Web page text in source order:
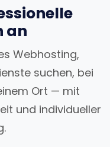
an
Webhosting,
suchen, bei
Ort — mit
und individueller